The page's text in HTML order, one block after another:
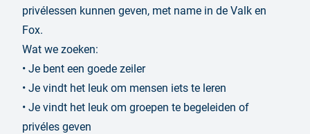
privélessen kunnen geven, met name in de Valk en
Fox.
Wat we zoeken:
• Je bent een goede zeiler
• Je vindt het leuk om mensen iets te leren
• Je vindt het leuk om groepen te begeleiden of
privéles geven